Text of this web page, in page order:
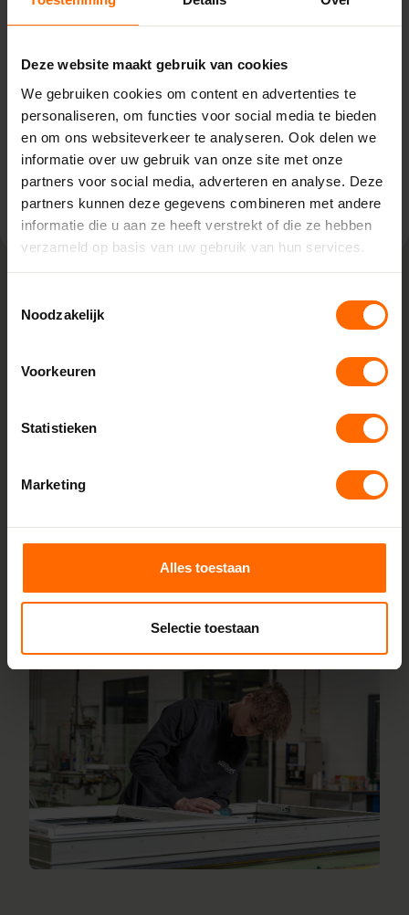
Deze website maakt gebruik van cookies
We gebruiken cookies om content en advertenties te
personaliseren, om functies voor social media te bieden
en om ons websiteverkeer te analyseren. Ook delen we
informatie over uw gebruik van onze site met onze
partners voor social media, adverteren en analyse. Deze
partners kunnen deze gegevens combineren met andere
informatie die u aan ze heeft verstrekt of die ze hebben
verzameld op basis van uw gebruik van hun services.
Noodzakelijk
Voorkeuren
Statistieken
Marketing
Alles toestaan
Selectie toestaan
0513335000
eibergen@skodora.nl
Selecteren als mijn vestiging
Bekijk vestiging info
Lokaal geproduceerd in onze eigen
Skodora. Vanuit onze fabrieken in Heerenveen en Meppel
eerlijke prijs. Dankzij korte productietijden kun je jouw
Zeddam. Stel je kozijnen online samen en wij leveren ze
vanaf 5 werkdagen af bij een vestiging in de buurt. Ook
voor advies over maatwerk of montage helpen onze
Lees meer over onze fabriek